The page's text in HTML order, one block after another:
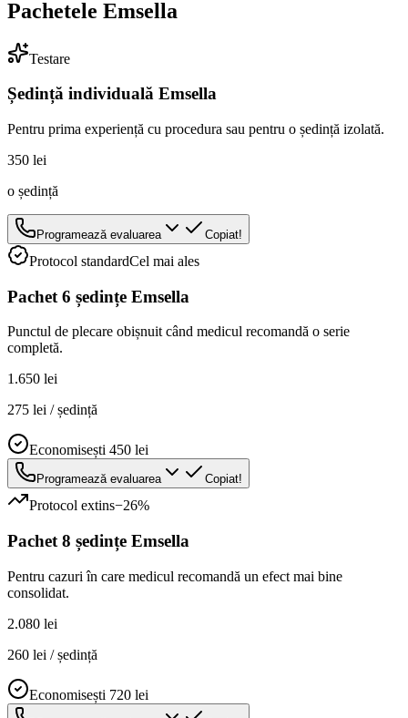
Pachetele Emsella
Testare
Ședință individuală Emsella
Pentru prima experiență cu procedura sau pentru o ședință izolată.
350 lei
o ședință
Programează evaluarea Copiat!
Protocol standardCel mai ales
Pachet 6 ședințe Emsella
Punctul de plecare obișnuit când medicul recomandă o serie
completă.
1.650 lei
275 lei / ședință
Economisești 450 lei
Programează evaluarea Copiat!
Protocol extins−26%
Pachet 8 ședințe Emsella
Pentru cazuri în care medicul recomandă un efect mai bine
consolidat.
2.080 lei
260 lei / ședință
Economisești 720 lei